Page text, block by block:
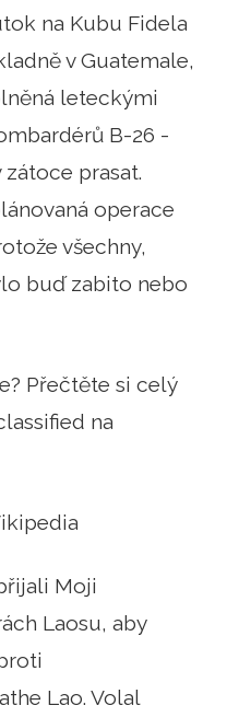
na Kubu Fidela
v Guatemale,
leteckými
B-26 -
zátoce prasat.
operace
všechny,
buď zabito nebo
Přečtěte si celý
na
Moji
Laosu, aby
Lao. Volal